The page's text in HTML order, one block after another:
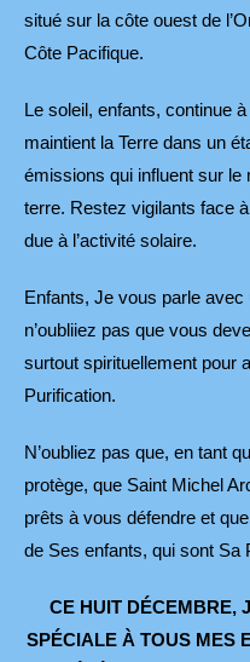
situé sur la côte ouest de
Côte Pacifique.
Le soleil, enfants, continue
maintient la Terre dans un
émissions qui influent sur
terre. Restez vigilants face à
due à l’activité solaire.
Enfants, Je vous parle
n’oubliiez pas que vous
surtout spirituellement pour
Purification.
N’oubliez pas que, en tant
protège, que Saint Michel
prêts à vous défendre et
de Ses enfants, qui sont Sa
CE HUIT DÉCEMBRE,
SPÉCIALE À TOUS MES